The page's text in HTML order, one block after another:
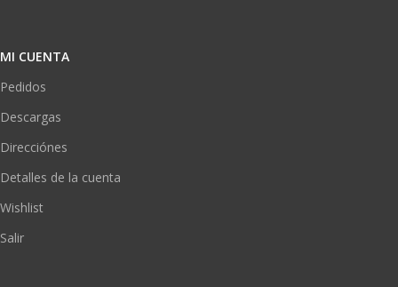
MI CUENTA
Pedidos
Descargas
Direcciónes
Detalles de la cuenta
Wishlist
Salir